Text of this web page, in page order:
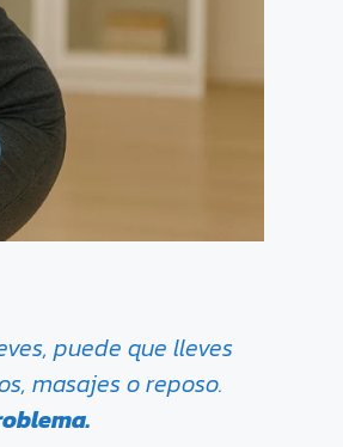
puede que lleves
masajes o reposo.